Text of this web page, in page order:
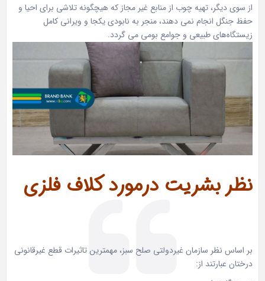
از سوی دیگر، تهیه چوب از منابع غیر مجاز که هیچگونه تلاشی برای احیا و
حفظ جنگل انجام نمی دهند، منجر به نابودی یکجا و ویرانی کامل
زیستگاه‌های طبیعی و جوامع بومی می گردد.
نظر بشریت درمورد کلاف فلزی
بر اساس نظر سازمان غیردولتی صلح سبز، مهمترین تاثیرات قطع غیرقانونی
درختان عبارتند از: